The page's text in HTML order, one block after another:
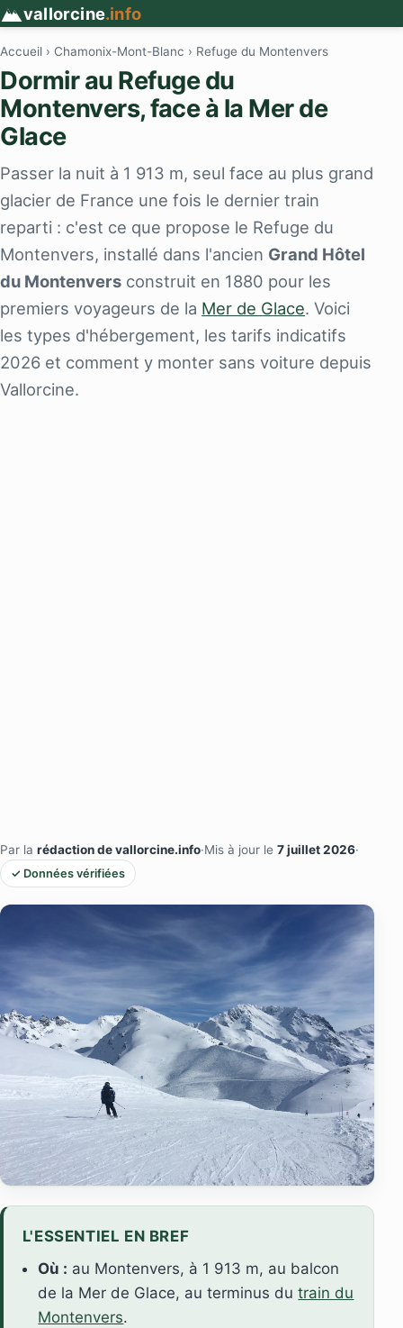
vallorcine.info
Accueil › Chamonix-Mont-Blanc › Refuge du Montenvers
Dormir au Refuge du
Montenvers, face à la Mer de
Glace
Passer la nuit à 1 913 m, seul face au plus grand
glacier de France une fois le dernier train
reparti : c'est ce que propose le Refuge du
Montenvers, installé dans l'ancien Grand Hôtel
du Montenvers construit en 1880 pour les
premiers voyageurs de la Mer de Glace. Voici
les types d'hébergement, les tarifs indicatifs
2026 et comment y monter sans voiture depuis
Vallorcine.
Par la rédaction de vallorcine.info·Mis à jour le 7 juillet 2026·
✓ Données vérifiées
L'ESSENTIEL EN BREF
Où : au Montenvers, à 1 913 m, au balcon
de la Mer de Glace, au terminus dutrain du
Montenvers.